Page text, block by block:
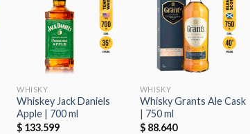
Añadir
a la
lista de
deseos
WHISKY
Whiskey Jack Daniels
Apple | 700 ml
$ 133.599
Añadir
a la
lista de
deseos
WHISKY
Whisky Grants Ale Cask
| 750 ml
$88.640